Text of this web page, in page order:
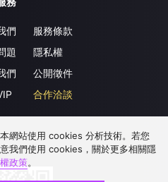
們
題
們
服務條款
隱私權
公開徵件
合作洽談
網站使用 cookies 分析技術。若您
我們使用 cookies，關於更多相關隱
政策。